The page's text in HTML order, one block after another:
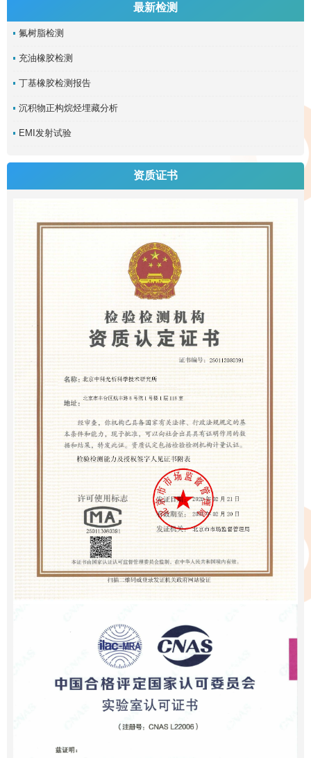
最新检测
氟树脂检测
充油橡胶检测
丁基橡胶检测报告
沉积物正构烷烃埋藏分析
EMI发射试验
资质证书